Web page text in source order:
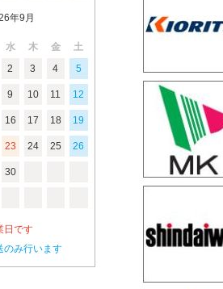
年9月
水 木 金
土
2 3 4 5
9 10 11 12
16 17 18 19
23 24 25 26
30
です
み行います